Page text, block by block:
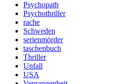
Psychopath
Psychothriller
rache
Schweden
serienmörder
taschenbuch
Thriller
Unfall
USA